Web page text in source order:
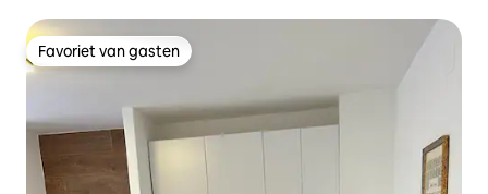
Favoriet van gasten
Favoriet van gasten